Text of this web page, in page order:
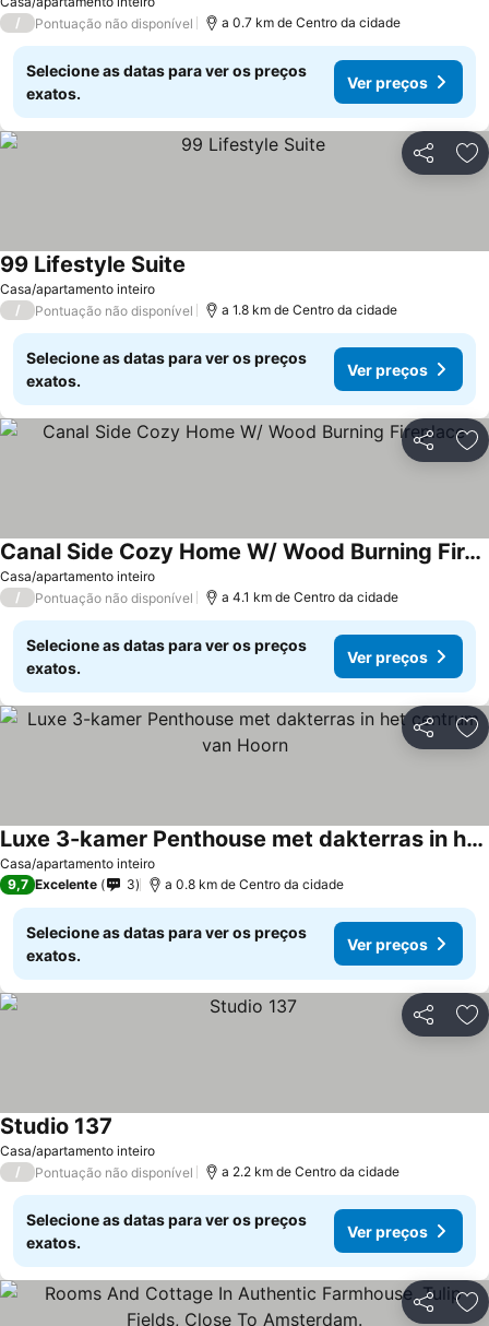
/
Pontuação não disponível a 0.7 km de Centro da cidade
Selecione as datas para ver os preços
exatos.
Ver preços
Partilhar
Casa/apartamento inteiro
99 Lifestyle Suite
/ Pontuação não disponível a 1.8 km de Centro da cidade
Selecione as datas para ver os preços
exatos.
Ver preços
Partilhar
Casa/apartamento inteiro
Canal Side Cozy Home W/ Wood Burning Fireplace
/ Pontuação não disponível a 4.1 km de Centro da cidade
Selecione as datas para ver os preços
exatos.
Ver preços
Partilhar
Casa/apartamento inteiro
Luxe 3-kamer Penthouse met dakterras in het centrum van Hoorn
9,7 Excelente 3 a 0.8 km de Centro da cidade
Selecione as datas para ver os preços
exatos.
Ver preços
Partilhar
Casa/apartamento inteiro
Studio 137
/ Pontuação não disponível a 2.2 km de Centro da cidade
Selecione as datas para ver os preços
exatos.
Ver preços
Partilhar